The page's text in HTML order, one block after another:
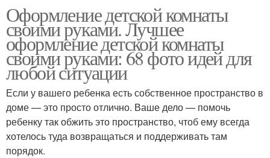
Оформление детской комнаты
своими руками. Лучшее
оформление детской комнаты
своими руками: 68 фото идей для
любой ситуации
Если у вашего ребенка есть собственное пространство в
доме — это просто отлично. Ваше дело — помочь
ребенку так обжить это пространство, чтоб ему всегда
хотелось туда возвращаться и поддерживать там
порядок.